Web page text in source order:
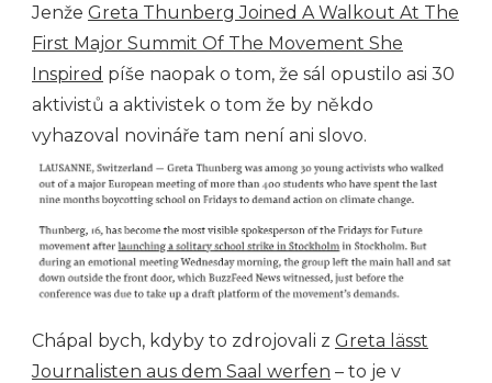
Jenže Greta Thunberg Joined A Walkout At The
First Major Summit Of The Movement She
Inspired píše naopak o tom, že sál opustilo asi 30
aktivistů a aktivistek o tom že by někdo
vyhazoval novináře tam není ani slovo.
Chápal bych, kdyby to zdrojovali z Greta lässt
Journalisten aus dem Saal werfen – to je v